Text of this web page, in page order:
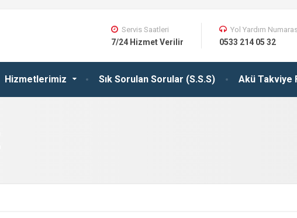
Hizmetlerimiz Sık Sorulan Sorular (S.S.S) Akü Takviye
Servis Saatleri
7/24 Hizmet Verilir
Yol Yardım
0533 214 05 32